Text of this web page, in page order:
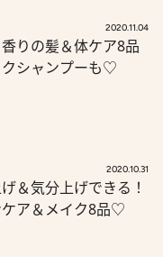
2020.11.04
りの髪＆体ケア8品
シャンプーも♡
2020.10.31
＆気分上げできる！
ア＆メイク8品♡